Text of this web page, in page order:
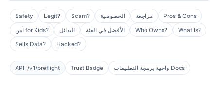
Safety Legit? Scam? الخصوصية مراجعة
Pros & Cons
آمن for Kids?
البدائل الأفضل في الفئة Who Owns?
What Is?
Sells Data?
Hacked?
API: /v1/preflight Trust Badge واجهة برمجة التطبيقات Docs